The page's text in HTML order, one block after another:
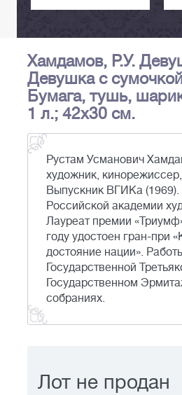
Хамдамов, Р.У.
Девушка с
Бумага, тушь,
1 л.; 42x30 см.
Рустам Усманович
художник,
Выпускник ВГИКа
Российской академии
Лауреат премии
году удостоен гран-при
достояние нации».
Государственной
Государственном
собраниях.
Лот не продан